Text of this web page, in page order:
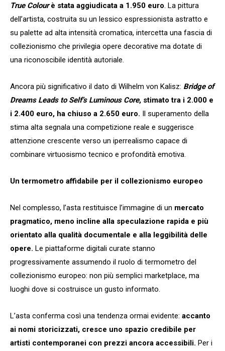
True Colourè stata aggiudicata a 1.950 euro . La pittura
dell’artista, costruita su un lessico espressionista astratto e
su palette ad alta intensità cromatica, intercetta una fascia di
collezionismo che privilegia opere decorative ma dotate di
una riconoscibile identità autoriale.
Ancora più significativo il dato di Wilhelm von Kalisz: Bridge of
Dreams Leads to Self’s Luminous Core, stimato tra i 2.000 e
i 2.400 euro, ha chiuso a 2.650 euro. Il superamento della
stima alta segnala una competizione reale e suggerisce
attenzione crescente verso un iperrealismo capace di
combinare virtuosismo tecnico e profondità emotiva.
Un termometro affidabile per il collezionismo europeo
Nel complesso, l’asta restituisce l’immagine di un mercato
pragmatico, meno incline alla speculazione rapida e più
orientato alla qualità documentale e alla leggibilità delle
opere. Le piattaforme digitali curate stanno
progressivamente assumendo il ruolo di termometro del
collezionismo europeo: non più semplici marketplace, ma
luoghi dove si costruisce un gusto informato.
L’asta conferma così una tendenza ormai evidente: accanto
ai nomi storicizzati, cresce uno spazio credibile per
artisti contemporanei con prezzi ancora accessibili. Per i